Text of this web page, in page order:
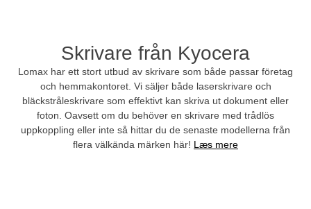
Skrivare från Kyocera
Lomax har ett stort utbud av skrivare som både passar företag
och hemmakontoret. Vi säljer både laserskrivare och
bläckstråleskrivare som effektivt kan skriva ut dokument eller
foton. Oavsett om du behöver en skrivare med trådlös
uppkoppling eller inte så hittar du de senaste modellerna från
flera välkända märken här! Læs mere